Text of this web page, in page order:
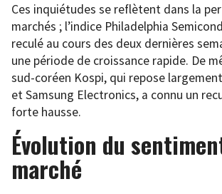
Ces inquiétudes se reflètent dans la
marchés ; l’indice Philadelphia
reculé au cours des deux dernières
une période de croissance rapide. De
sud-coréen Kospi, qui repose
et Samsung Electronics, a connu un
forte hausse.
Évolution du
marché